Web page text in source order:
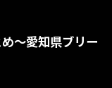
～愛知県ブリー